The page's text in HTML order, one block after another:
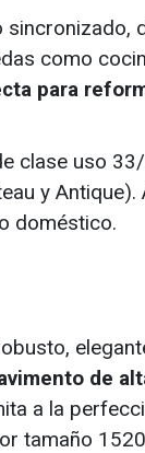
sincronizado,
como
para
clase uso
y Antique).
doméstico.
de
a la
tamaño